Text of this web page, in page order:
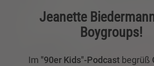
Jeanette
Boygroups!
Im "90er Kids"-Podcastbegrüß